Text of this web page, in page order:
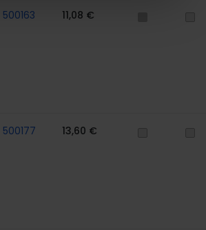
500163 11,08 €
500177 13,60 €